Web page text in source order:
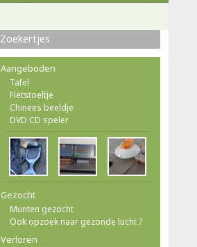
Zoekertjes
Aangeboden
Tafel
Fietstoeltje
Chinees beeldje
DVD CD speler
Gezocht
Munten gezocht
Ook opzoek naar gezonde lucht ?
Verloren